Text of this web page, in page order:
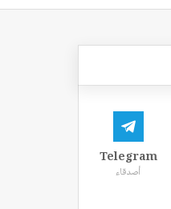
Telegram
أصدقاء